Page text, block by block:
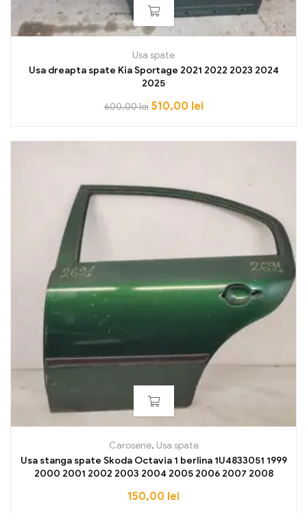
Usa spate
Usa dreapta spate Kia Sportage 2021 2022 2023 2024
2025
600,00lei 510,00 lei
Caroserie, Usa spate
Usa stanga spate Skoda Octavia 1 berlina 1U4833051 1999
2000 2001 2002 2003 2004 2005 2006 2007 2008
150,00 lei